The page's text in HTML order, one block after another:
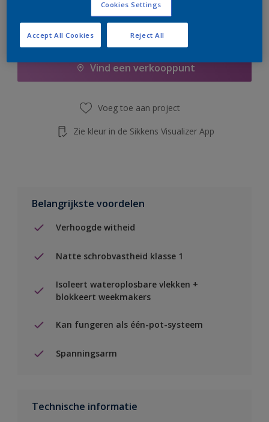
Boodschappenlijst
Vind een verkooppunt
Voeg toe aan project
Zie kleur in de Sikkens Visualizer App
Belangrijkste voordelen
Verhoogde witheid
Natte schrobvastheid klasse 1
Isoleert wateroplosbare vlekken +
blokkeert weekmakers
Kan fungeren als één-pot-systeem
Spanningsarm
Technische informatie
Cookies Settings
Reject All
Accept All Cookies